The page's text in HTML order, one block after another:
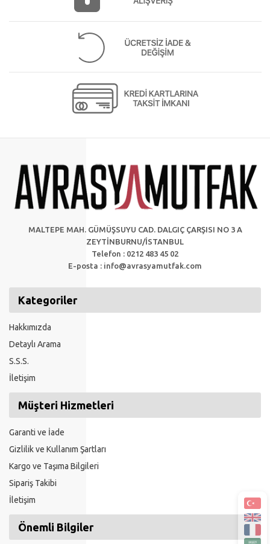
MALTEPE MAH. GÜMÜŞSUYU CAD. DALGIÇ ÇARŞISI NO 3 A
ZEYTİNBURNU/İSTANBUL
Telefon : 0212 483 45 02
E-posta : info@avrasyamutfak.com
Kategoriler
Hakkımızda
Detaylı Arama
S.S.S.
İletişim
Müşteri Hizmetleri
Garanti ve İade
Gizlilik ve Kullanım Şartları
Kargo ve Taşıma Bilgileri
Sipariş Takibi
İletişim
Önemli Bilgiler